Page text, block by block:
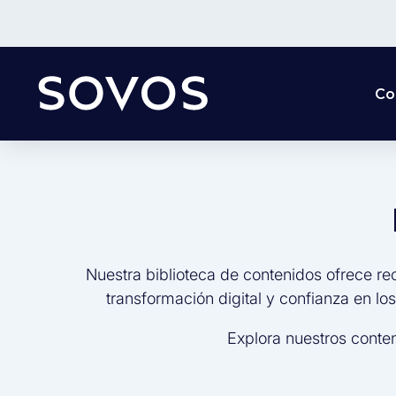
Nuestra biblioteca de contenidos ofrece
transformación digital y confianza en
Explora nuestros